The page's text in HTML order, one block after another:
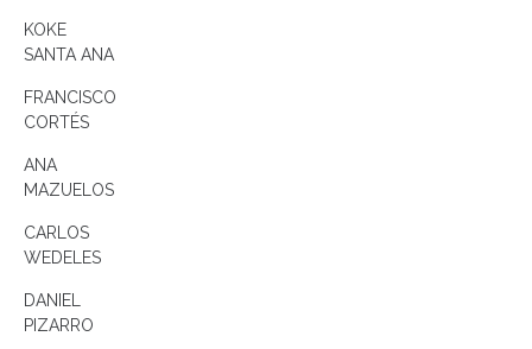
KOKE
SANTA ANA
FRANCISCO
CORTÉS
ANA
MAZUELOS
CARLOS
WEDELES
DANIEL
PIZARRO